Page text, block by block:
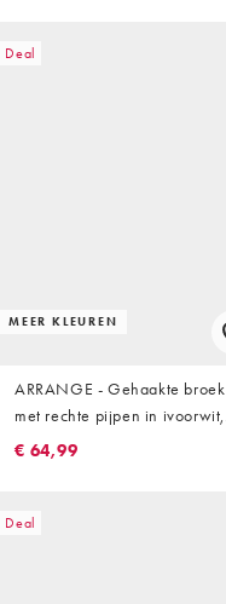
Deal
MEER KLEUREN
ARRANGE - Gehaakte broek
met rechte pijpen in ivoorwit,
deel van co-ord set
€ 64,99
Deal